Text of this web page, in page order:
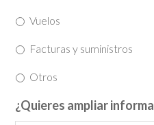
Vuelos
Facturas y suministros
Otros
¿Quieres ampliar